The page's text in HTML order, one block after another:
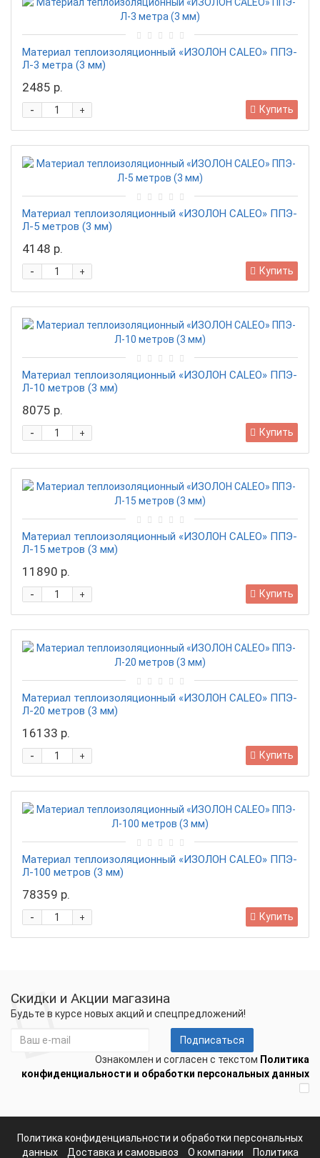
Материал теплоизоляционный «ИЗОЛОН CALEO» ППЭ-
Л-3 метра (3 мм)
2485 р.
+
- Купить
Материал теплоизоляционный «ИЗОЛОН CALEO» ППЭ-
Л-5 метров (3 мм)
4148 р.
+
- Купить
Материал теплоизоляционный «ИЗОЛОН CALEO» ППЭ-
Л-10 метров (3 мм)
8075 р.
+
- Купить
Материал теплоизоляционный «ИЗОЛОН CALEO» ППЭ-
Л-15 метров (3 мм)
11890 р.
+
- Купить
Материал теплоизоляционный «ИЗОЛОН CALEO» ППЭ-
Л-20 метров (3 мм)
16133 р.
+
- Купить
Материал теплоизоляционный «ИЗОЛОН CALEO» ППЭ-
Л-100 метров (3 мм)
78359 р.
+
- Купить
Скидки и Акции магазина
Будьте в курсе новых акций и спецпредложений!
Подписаться
Ознакомлен и согласен с текстом Политика
конфиденциальности и обработки персональных данных
Политика конфиденциальности и обработки персональных
данных
Доставка и самовывоз О компании Политика